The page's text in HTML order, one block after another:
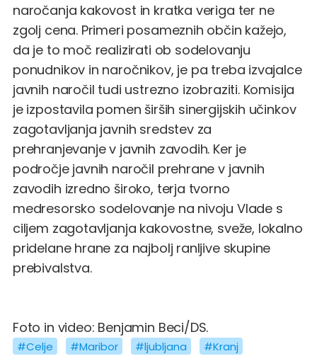
naročanja kakovost in kratka veriga ter ne
zgolj cena. Primeri posameznih občin kažejo,
da je to moč realizirati ob sodelovanju
ponudnikov in naročnikov, je pa treba izvajalce
javnih naročil tudi ustrezno izobraziti. Komisija
je izpostavila pomen širših sinergijskih učinkov
zagotavljanja javnih sredstev za
prehranjevanje v javnih zavodih. Ker je
področje javnih naročil prehrane v javnih
zavodih izredno široko, terja tvorno
medresorsko sodelovanje na nivoju Vlade s
ciljem zagotavljanja kakovostne, sveže, lokalno
pridelane hrane za najbolj ranljive skupine
prebivalstva.
Foto in video: Benjamin Beci/DS.
#Celje #Maribor #ljubljana
#Kranj